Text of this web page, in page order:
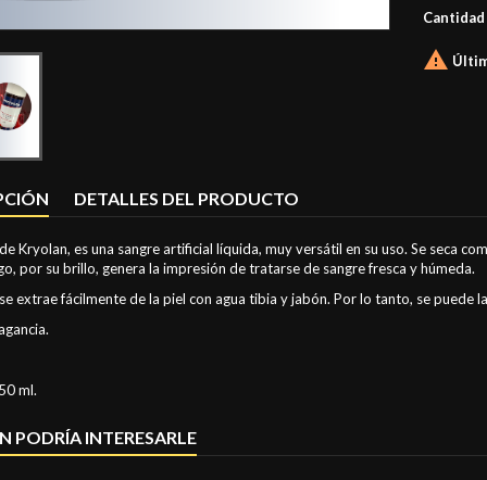
Cantidad

DETALLES DEL PRODUCTO
Kryolan, es una sangre artificial líquida, muy versátil en su uso. Se seca
por su brillo, genera la impresión de tratarse de sangre fresca y húmeda.
extrae fácilmente de la piel con agua tibia y jabón. Por lo tanto, se puede
ml.
PODRÍA INTERESARLE